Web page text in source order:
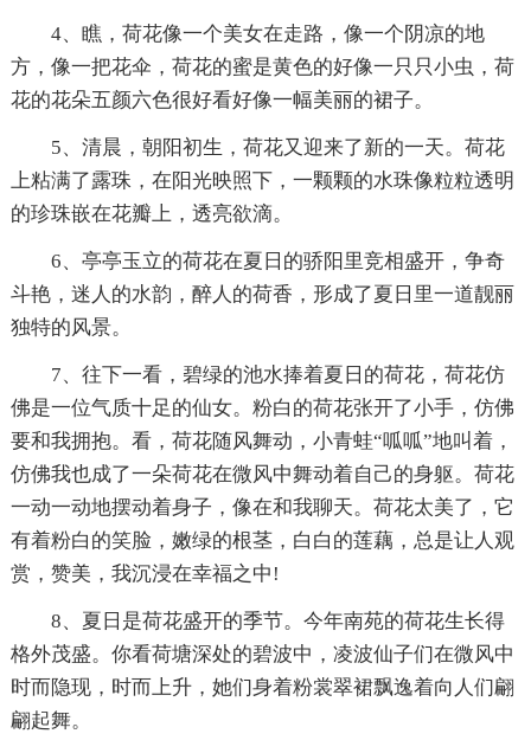
4、瞧，荷花像一个美女在走路，像一个阴凉的地
方，像一把花伞，荷花的蜜是黄色的好像一只只小虫，荷
花的花朵五颜六色很好看好像一幅美丽的裙子。
5、清晨，朝阳初生，荷花又迎来了新的一天。荷花
上粘满了露珠，在阳光映照下，一颗颗的水珠像粒粒透明
的珍珠嵌在花瓣上，透亮欲滴。
6、亭亭玉立的荷花在夏日的骄阳里竞相盛开，争奇
斗艳，迷人的水韵，醉人的荷香，形成了夏日里一道靓丽
独特的风景。
7、往下一看，碧绿的池水捧着夏日的荷花，荷花仿
佛是一位气质十足的仙女。粉白的荷花张开了小手，仿佛
要和我拥抱。看，荷花随风舞动，小青蛙“呱呱”地叫着，
仿佛我也成了一朵荷花在微风中舞动着自己的身躯。荷花
一动一动地摆动着身子，像在和我聊天。荷花太美了，它
有着粉白的笑脸，嫩绿的根茎，白白的莲藕，总是让人观
赏，赞美，我沉浸在幸福之中!
8、夏日是荷花盛开的季节。今年南苑的荷花生长得
格外茂盛。你看荷塘深处的碧波中，凌波仙子们在微风中
时而隐现，时而上升，她们身着粉裳翠裙飘逸着向人们翩
翩起舞。